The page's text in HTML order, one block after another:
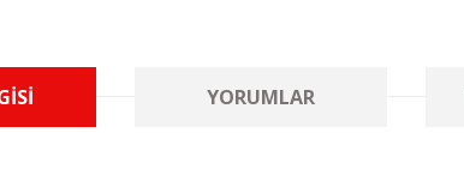
YORUMLAR